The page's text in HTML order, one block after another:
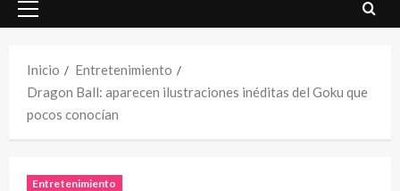
Menú
Inicio
Entretenimiento
Dragon Ball: aparecen ilustraciones inéditas del Goku que
pocos conocían
Entretenimiento